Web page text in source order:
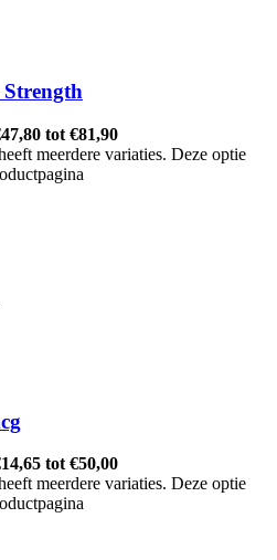
tot €81,90
meerdere variaties. Deze optie
tot €50,00
meerdere variaties. Deze optie